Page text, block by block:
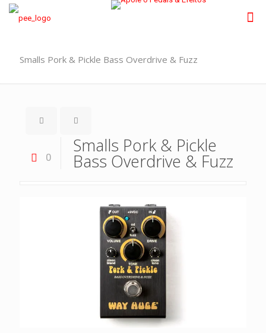
Smalls Pork & Pickle Bass Overdrive & Fuzz
0
Smalls Pork & Pickle
Bass Overdrive & Fuzz